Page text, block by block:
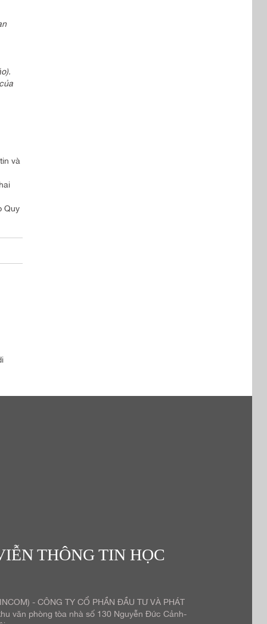
và
Quy
THÔNG TIN HỌC
- CÔNG TY CỔ PHẦN ĐẦU TƯ VÀ PHÁT
văn phòng tòa nhà số 130 Nguyễn Đức Cảnh-